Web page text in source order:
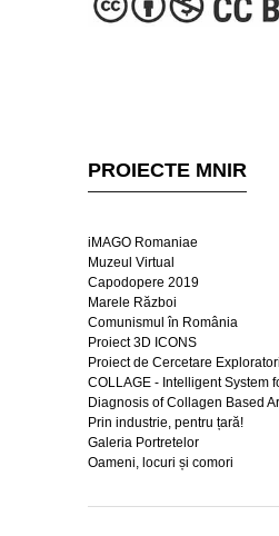
PROIECTE MNIR
iMAGO Romaniae
Muzeul Virtual
Capodopere 2019
Marele Război
Comunismul în România
Proiect 3D ICONS
Proiect de Cercetare
COLLAGE - Intelligent System
Diagnosis of Collagen Based
Prin industrie, pentru țară!
Galeria Portretelor
Oameni, locuri și comori